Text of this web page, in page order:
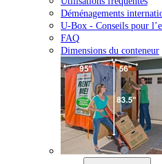
Déménagements
U-Box - Conseils pour
FAQ
Dimensions du conteneur